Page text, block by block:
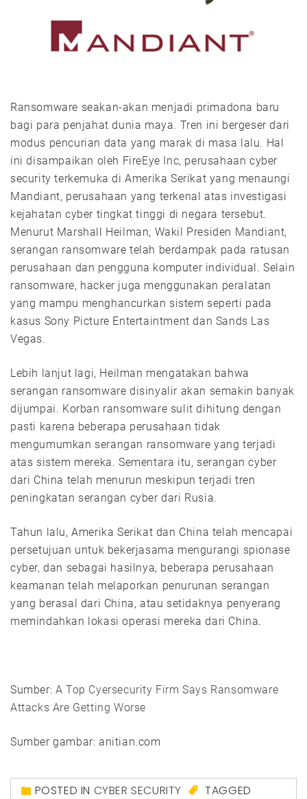
Ransomware seakan-akan menjadi primadona baru
bagi para penjahat dunia maya. Tren ini bergeser dari
modus pencurian data yang marak di masa lalu. Hal
ini disampaikan oleh FireEye Inc, perusahaan cyber
security terkemuka di Amerika Serikat yang menaungi
Mandiant, perusahaan yang terkenal atas investigasi
kejahatan cyber tingkat tinggi di negara tersebut.
Menurut Marshall Heilman, Wakil Presiden Mandiant,
serangan ransomware telah berdampak pada ratusan
perusahaan dan pengguna komputer individual. Selain
ransomware, hacker juga menggunakan peralatan
yang mampu menghancurkan sistem seperti pada
kasus Sony Picture Entertaintment dan Sands Las
Vegas.
Lebih lanjut lagi, Heilman mengatakan bahwa
serangan ransomware disinyalir akan semakin banyak
dijumpai. Korban ransomware sulit dihitung dengan
pasti karena beberapa perusahaan tidak
mengumumkan serangan ransomware yang terjadi
atas sistem mereka. Sementara itu, serangan cyber
dari China telah menurun meskipun terjadi tren
peningkatan serangan cyber dari Rusia.
Tahun lalu, Amerika Serikat dan China telah mencapai
persetujuan untuk bekerjasama mengurangi spionase
cyber, dan sebagai hasilnya, beberapa perusahaan
keamanan telah melaporkan penurunan serangan
yang berasal dari China, atau setidaknya penyerang
memindahkan lokasi operasi mereka dari China.
Sumber: A Top Cyersecurity Firm Says Ransomware
Attacks Are Getting Worse
Sumber gambar: anitian.com
POSTED IN CYBER SECURITY
TAGGED